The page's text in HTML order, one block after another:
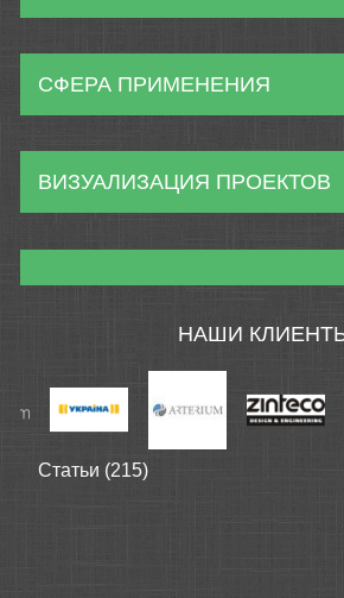
СФЕРА ПРИМЕНЕНИЯ
ВИЗУАЛИЗАЦИЯ ПРОЕКТОВ
НАШИ
Статьи (215)